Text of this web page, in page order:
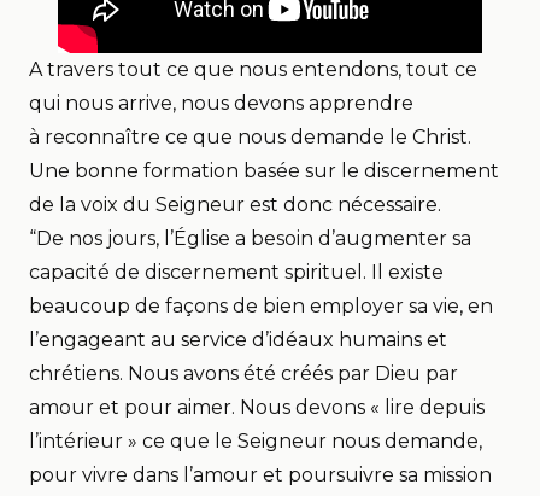
A travers tout ce que nous entendons, tout ce
qui nous arrive, nous devons apprendre
à reconnaître ce que nous demande le Christ.
Une bonne formation basée sur le discernement
de la voix du Seigneur est donc nécessaire.
“De nos jours, l’Église a besoin d’augmenter sa
capacité de discernement spirituel. Il existe
beaucoup de façons de bien employer sa vie, en
l’engageant au service d’idéaux humains et
chrétiens. Nous avons été créés par Dieu par
amour et pour aimer. Nous devons « lire depuis
l’intérieur » ce que le Seigneur nous demande,
pour vivre dans l’amour et poursuivre sa mission